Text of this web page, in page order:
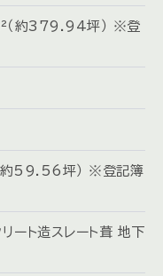
約379.94坪） ※登
59.56坪） ※登記簿
リート造スレート葺 地下